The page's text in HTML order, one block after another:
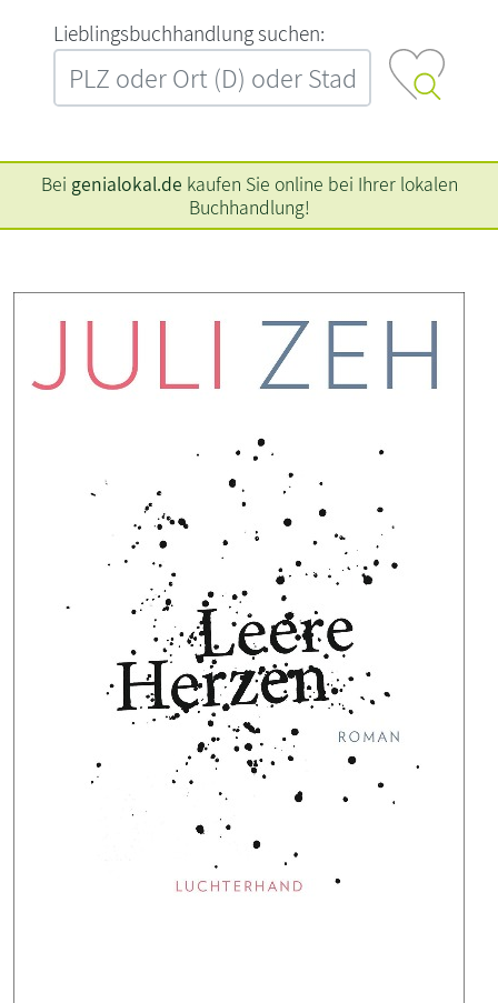
L‍i‍e‍b‍l‍i‍n‍g‍s‍b‍u‍c‍h‍h‍a‍n‍d‍l‍u‍n‍g‍ ‍s‍u‍c‍h‍e‍n‍:‍
Bei genialokal.de kaufen Sie online bei Ihrer lokalen
Buchhandlung!